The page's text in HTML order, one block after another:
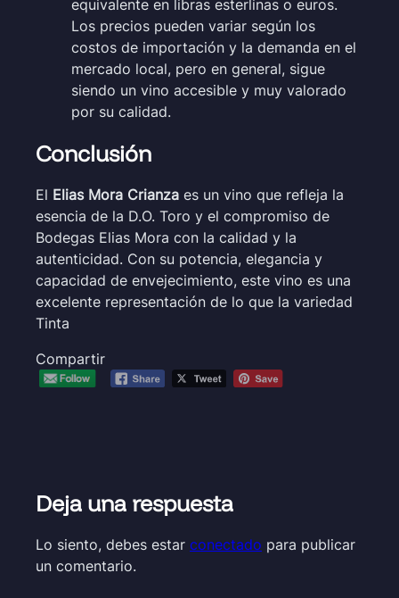
equivalente en libras esterlinas o euros.
Los precios pueden variar según los
costos de importación y la demanda en el
mercado local, pero en general, sigue
siendo un vino accesible y muy valorado
por su calidad.
Conclusión
El Elias Mora Crianza es un vino que refleja la
esencia de la D.O. Toro y el compromiso de
Bodegas Elias Mora con la calidad y la
autenticidad. Con su potencia, elegancia y
capacidad de envejecimiento, este vino es una
excelente representación de lo que la variedad
Tinta
Compartir
Deja una respuesta
Lo siento, debes estar conectado para publicar
un comentario.